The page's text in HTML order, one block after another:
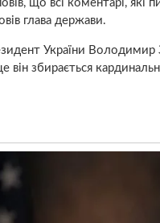
що всі коментарі, які
глава держави.
України Володимир
він збирається